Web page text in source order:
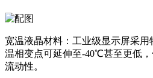
宽温液晶材料：工业级显示屏采
温相变点可延伸至-40℃甚至更低
流动性。